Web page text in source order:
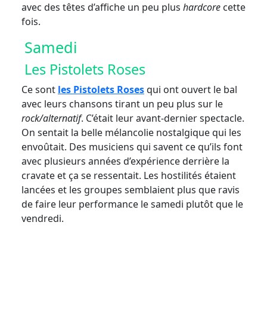
avec des têtes d’affiche un peu plus hardcore cette
fois.
Samedi
Les Pistolets Roses
Ce sont les Pistolets Rosesqui ont ouvert le bal
avec leurs chansons tirant un peu plus sur le
rock/alternatif. C’était leur avant-dernier spectacle.
On sentait la belle mélancolie nostalgique qui les
envoûtait. Des musiciens qui savent ce qu’ils font
avec plusieurs années d’expérience derrière la
cravate et ça se ressentait. Les hostilités étaient
lancées et les groupes semblaient plus que ravis
de faire leur performance le samedi plutôt que le
vendredi.